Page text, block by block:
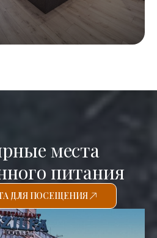
места
питания
ДЛЯ ПОСЕЩЕНИЯ